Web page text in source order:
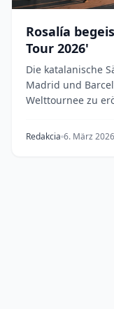
Rosalía
Tour 2026'
Die katalanische
Madrid und
Welttournee zu
Redakcia 6. März 2026